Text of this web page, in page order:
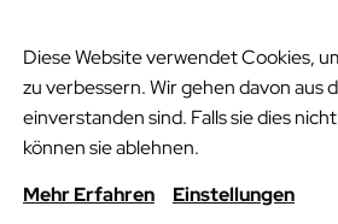
Diese Website verwendet Cookies,
zu verbessern. Wir gehen davon aus
einverstanden sind. Falls sie dies
können sie ablehnen.
Mehr Erfahren
Einstellungen